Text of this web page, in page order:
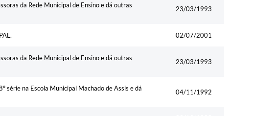
da Rede Municipal de Ensino e dá outras
23/03/1993
02/07/2001
da Rede Municipal de Ensino e dá outras
23/03/1993
série na Escola Municipal Machado de Assis e dá
04/11/1992